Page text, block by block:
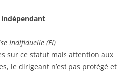
Indifiduelle (EI)
sur ce statut mais attention aux
le dirigeant n’est pas protégé et